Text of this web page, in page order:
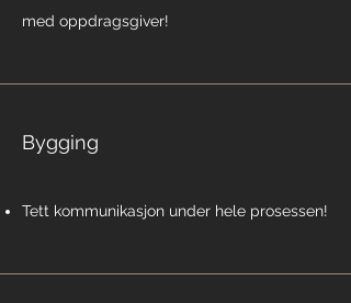
med oppdragsgiver!
Bygging
Tett kommunikasjon under hele prosessen!